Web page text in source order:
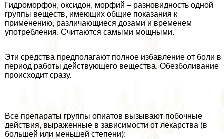
Гидроморфон, оксидон, морфий – разновидность одной
группы веществ, имеющих общие показания к
применению, различающиеся дозами и временем
употрeбления. Считаются самыми мощными.
Эти средства предполагают полное избавление от боли в
период работы действующего вещества. Обезболивание
происходит сразу.
Все препараты группы опиатов вызывают побочные
действия, выраженные в зависимости от лекарства (в
большей или меньшей степени):